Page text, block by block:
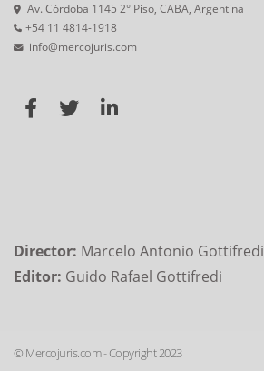
Av. Córdoba 1145 2° Piso, CABA, Argentina
+54 11 4814-1918
info@mercojuris.com
Director: Marcelo Antonio Gottifredi
Editor: Guido Rafael Gottifredi
© Mercojuris.com - Copyright 2023